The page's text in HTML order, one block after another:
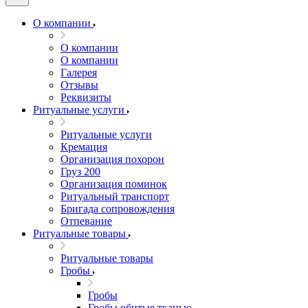
О компании
О компании
О компании
Галерея
Отзывы
Реквизиты
Ритуальные услуги
Ритуальные услуги
Кремация
Организация похорон
Груз 200
Организация поминок
Ритуальный транспорт
Бригада сопровождения
Отпевание
Ритуальные товары
Ритуальные товары
Гробы
Гробы